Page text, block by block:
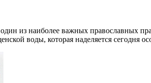
один из наиболее важных православных
воды, которая наделяется сегодня